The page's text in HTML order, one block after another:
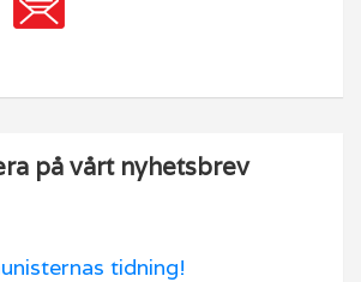
på vårt nyhetsbrev
tidning!